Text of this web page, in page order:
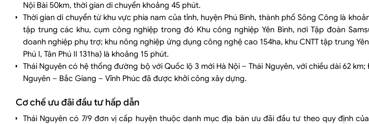
Thủ tục xin Giấy chứng nhận đăng ký đầu tư
Lưu ý hồ sơ xin Giấy chứng nhận đăng ký doanh nghiệp
Lưu ý về điều kiện tiếp cận thị trường đối với nhà đầu tư nước ngoài
Một số doanh nghiệp được thành lập trên địa bàn tỉnh Thái Nguyên
Dịch vụ thành lập công ty của Luật Việt An
Nội Bài 50km, thời gian di chuyển khoảng 45 phút.
Thời gian di chuyển từ khu vực phía nam của tỉnh, huyện Phú Bình, thành phố Sông Công là
tập trung các khu, cụm công nghiệp trong đó Khu công nghiệp Yên Bình, nơi Tập đoàn
doanh nghiệp phụ trợ; khu nông nghiệp ứng dụng công nghệ cao 154ha, khu CNTT tập trung
Phú I, Tân Phú II 131ha) là khoảng 15 phút.
Thái Nguyên có hệ thống đường bộ với Quốc lộ 3 mới Hà Nội – Thái Nguyên, với chiều dài 62
Nguyên – Bắc Giang – Vĩnh Phúc đã được khởi công xây dựng.
Cơ chế ưu đãi đầu tư hấp dẫn
Thái Nguyên có 7/9 đơn vị cấp huyện thuộc danh mục địa bàn ưu đãi đầu tư theo quy định